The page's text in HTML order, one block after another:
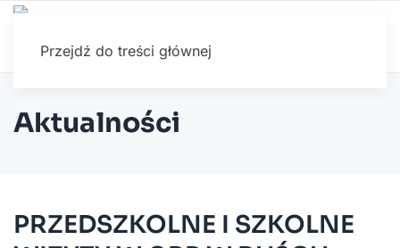
Przejdź do treści głównej
Aktualności
PRZEDSZKOLNE I SZKOLNE